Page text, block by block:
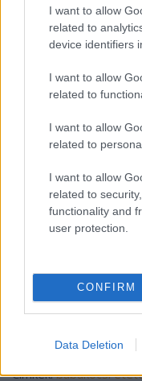
I want to allow
related to
device identifiers
I want to allow
related to
I want to allow
related to
I want to allow
related to
functionality and
user protection.
CONFIRM
Data Deletion
stratégiákat.
hinta,adamo
babakocsi
aranyhaj
adamo hinta
adamo hinta
Címkék:babakocsi